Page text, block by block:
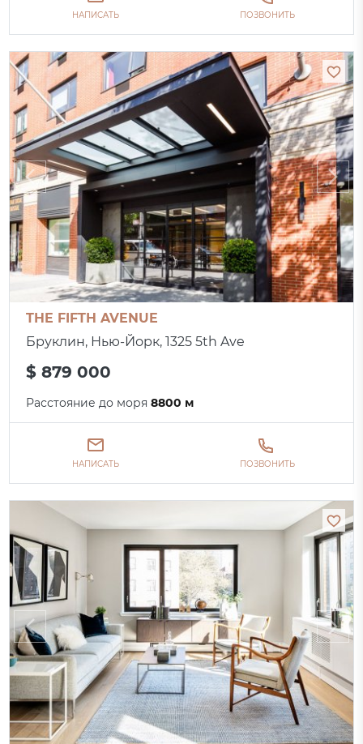
НАПИСАТЬ ПОЗВОНИТЬ
THE FIFTH AVENUE
Бруклин, Нью-Йорк, 1325 5th Ave
$ 879 000
Расстояние до моря8800 м
НАПИСАТЬ ПОЗВОНИТЬ